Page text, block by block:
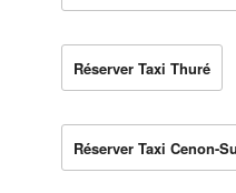
Réserver Taxi Thuré
Réserver Taxi Cenon-